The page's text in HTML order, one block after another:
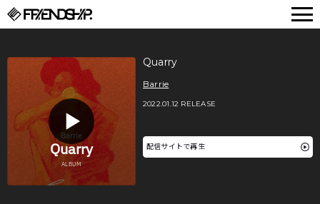
Quarry
Barrie
2022.01.12 RELEASE
配信サイトで再生